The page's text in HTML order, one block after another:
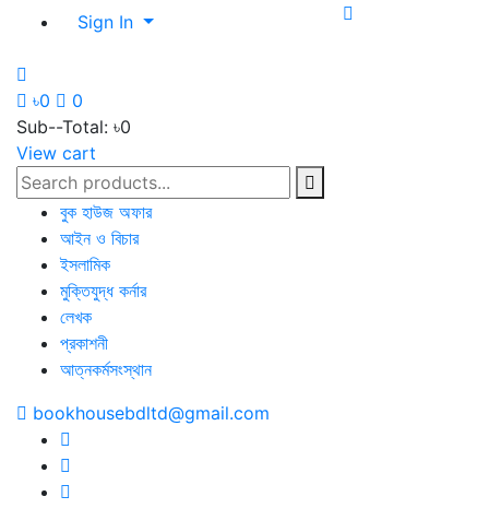
Sign In
৳0
0
Sub--Total: ৳0
View cart
বুক হাউজ অফার
আইন ও বিচার
ইসলামিক
মুক্তিযুদ্ধ কর্নার
লেখক
প্রকাশনী
আত্নকর্মসংস্থান
bookhousebdltd@gmail.com